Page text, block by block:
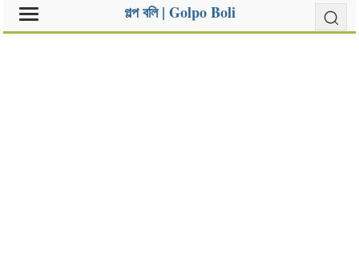
গল্প বলি | Golpo Boli